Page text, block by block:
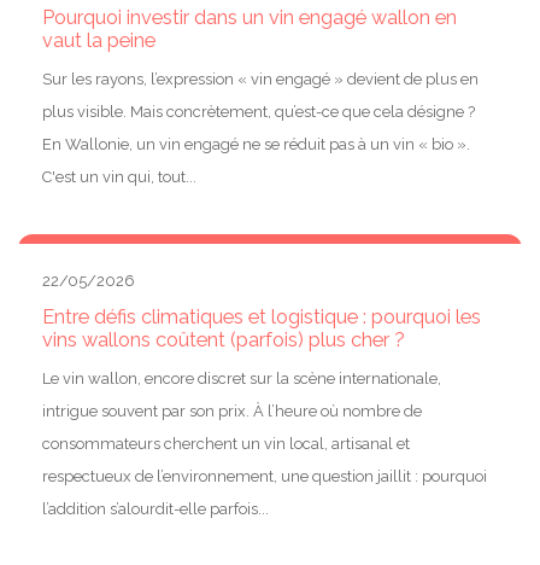
Pourquoi investir dans un vin engagé wallon en
vaut la peine
Sur les rayons, l’expression « vin engagé » devient de plus en
plus visible. Mais concrètement, qu’est-ce que cela désigne ?
En Wallonie, un vin engagé ne se réduit pas à un vin « bio ».
C'est un vin qui, tout...
22/05/2026
Entre défis climatiques et logistique : pourquoi les
vins wallons coûtent (parfois) plus cher ?
Le vin wallon, encore discret sur la scène internationale,
intrigue souvent par son prix. À l’heure où nombre de
consommateurs cherchent un vin local, artisanal et
respectueux de l’environnement, une question jaillit : pourquoi
l’addition s’alourdit-elle parfois...